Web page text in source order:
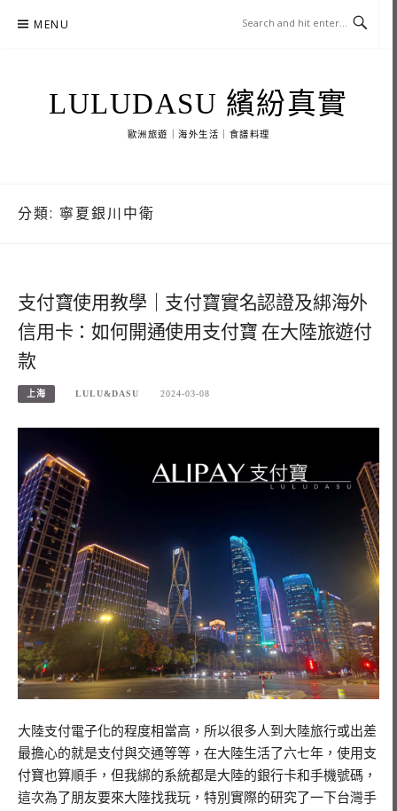
MENU
LULUDASU 繽紛真實
歐洲旅遊｜海外生活｜食譜料理
分類: 寧夏銀川中衛
支付寶使用教學｜支付寶實名認證及綁海外
信用卡：如何開通使用支付寶 在大陸旅遊付
款
上海 LULU&DASU 2024-03-08
大陸支付電子化的程度相當高，所以很多人到大陸旅行或出差
最擔心的就是支付與交通等等，在大陸生活了六七年，使用支
付寶也算順手，但我綁的系統都是大陸的銀行卡和手機號碼，
這次為了朋友要來大陸找我玩，特別實際的研究了一下台灣手